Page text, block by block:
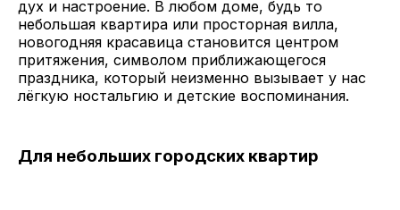
дух и настроение. В любом доме, будь то
небольшая квартира или просторная вилла,
новогодняя красавица становится центром
притяжения, символом приближающегося
праздника, который неизменно вызывает у нас
лёгкую ностальгию и детские воспоминания.
Для небольших городских квартир